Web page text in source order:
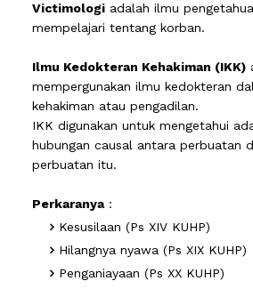
Victimologi adalah ilmu
mempelajari tentang korban.
Ilmu Kedokteran Kehakiman (IKK)
mempergunakan ilmu kedokteran
kehakiman atau pengadilan.
IKK digunakan untuk mengetahui
hubungan causal antara perbuatan
perbuatan itu.
Perkaranya:
Kesusilaan (Ps XIV KUHP)
Hilangnya nyawa (Ps XIX KUHP)
Penganiayaan (Ps XX KUHP)